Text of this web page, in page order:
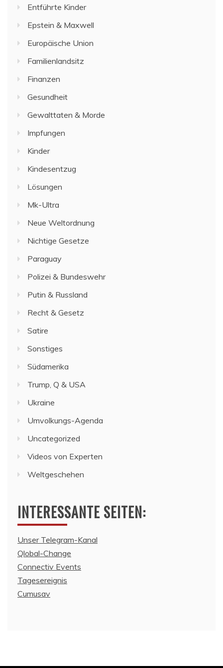
Entführte Kinder
Epstein & Maxwell
Europäische Union
Familienlandsitz
Finanzen
Gesundheit
Gewalttaten & Morde
Impfungen
Kinder
Kindesentzug
Lösungen
Mk-Ultra
Neue Weltordnung
Nichtige Gesetze
Paraguay
Polizei & Bundeswehr
Putin & Russland
Recht & Gesetz
Satire
Sonstiges
Südamerika
Trump, Q & USA
Ukraine
Umvolkungs-Agenda
Uncategorized
Videos von Experten
Weltgeschehen
INTERESSANTE SEITEN:
Unser Telegram-Kanal
Qlobal-Change
Connectiv Events
Tagesereignis
Cumusav